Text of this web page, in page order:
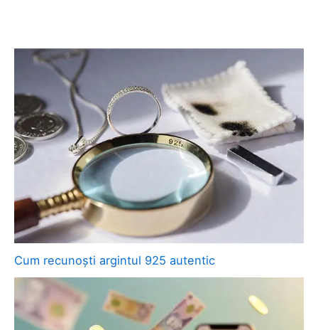
Cum recunoști argintul 925 autentic